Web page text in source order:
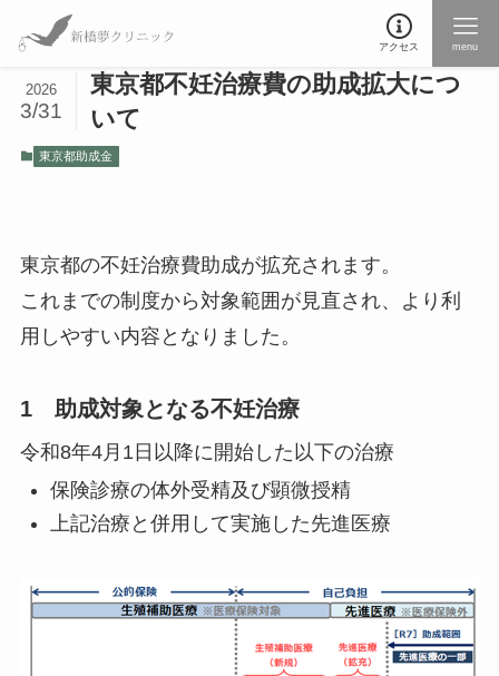
アクセス menu
東京都不妊治療費の助成拡大につ
いて
2026
3/31
東京都助成金
東京都の不妊治療費助成が拡充されます。
これまでの制度から対象範囲が見直され、より利
用しやすい内容となりました。
1 助成対象となる不妊治療
令和8年4月1日以降に開始した以下の治療
保険診療の体外受精及び顕微授精
上記治療と併用して実施した先進医療